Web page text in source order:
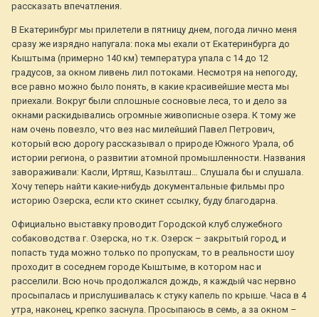
рассказать впечатления.
В Екатеринбург мы прилетели в пятницу днем, погода лично меня
сразу же изрядно напугала: пока мы ехали от Екатеринбурга до
Кыштыма (примерно 140 км) температура упала с 14 до 12
градусов, за окном ливень лил потоками. Несмотря на непогоду,
все равно можно было понять, в какие красивейшие места мы
приехали. Вокруг были сплошные сосновые леса, то и дело за
окнами раскидывались огромные живописные озера. К тому же
нам очень повезло, что вез нас милейший Павел Петрович,
который всю дорогу рассказывал о природе Южного Урала, об
истории региона, о развитии атомной промышленности. Названия
завораживали: Касли, Иртяш, Казылташ… Слушала бы и слушала.
Хочу теперь найти какие-нибудь документальные фильмы про
историю Озерска, если кто скинет ссылку, буду благодарна.
Официально выставку проводит Городской клуб служебного
собаководства г. Озерска, но т.к. Озерск – закрытый город, и
попасть туда можно только по пропускам, то в реальности шоу
проходит в соседнем городе Кыштыме, в котором нас и
расселили. Всю ночь продолжался дождь, я каждый час нервно
просыпалась и прислушивалась к стуку капель по крыше. Часа в 4
утра, наконец, крепко заснула. Просыпаюсь в семь, а за окном –